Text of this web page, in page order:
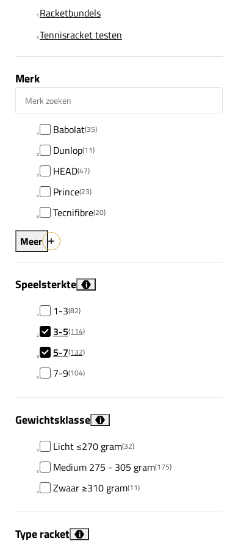
Racketbundels
Tennisracket testen
Merk
Babolat(35)
Dunlop(11)
HEAD(47)
Prince(23)
Tecnifibre(20)
Meer
Speelsterkte i
1-3(82)
3-5(114)
5-7(132)
7-9(104)
Gewichtsklasse i
Licht ≤270 gram(32)
Medium 275 - 305 gram(175)
Zwaar ≥310 gram(11)
Type racket i